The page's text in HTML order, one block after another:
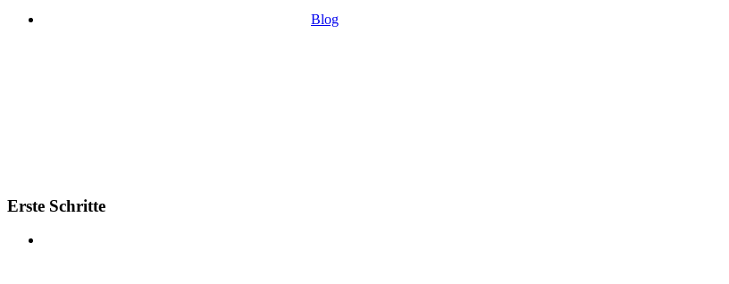
Blog
Erste Schritte